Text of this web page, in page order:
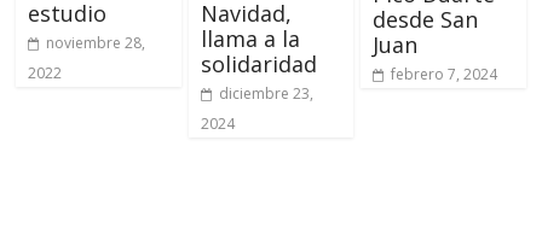
estudio
noviembre 28,
2022
Navidad,
llama a la
solidaridad
diciembre 23,
2024
desde San
Juan
febrero 7, 2024